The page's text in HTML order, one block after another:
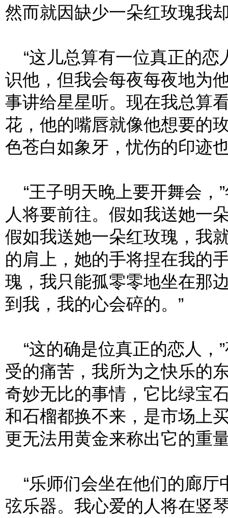
然而就因缺少一朵红玫瑰我
“这儿总算有一位真正的恋
识他，但我会每夜每夜地为
事讲给星星听。现在我总算
花，他的嘴唇就像他想要的
色苍白如象牙，忧伤的印迹
“王子明天晚上要开舞会，
人将要前往。假如我送她一
假如我送她一朵红玫瑰，我
的肩上，她的手将捏在我的
瑰，我只能孤零零地坐在那
到我，我的心会碎的。”
“这的确是位真正的恋人，
受的痛苦，我所为之快乐的
奇妙无比的事情，它比绿宝
和石榴都换不来，是市场上
更无法用黄金来称出它的重
“乐师们会坐在他们的廊厅
弦乐器。我心爱的人将在竖